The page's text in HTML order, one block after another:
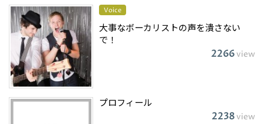
Voice
大事なボーカリストの声を潰さない
で！
2266view
プロフィール
2238view